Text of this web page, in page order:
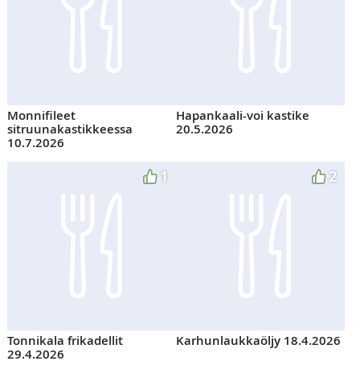
Monnifileet
sitruunakastikkeessa
10.7.2026
Hapankaali-voi kastike
20.5.2026
1
Tonnikala frikadellit
29.4.2026
2
Karhunlaukkaöljy 18.4.2026